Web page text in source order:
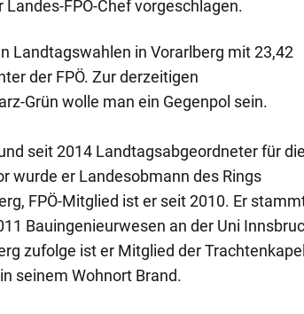
FPÖ-Chef vorgeschlagen.
Landtagswahlen in Vorarlberg mit 23,42
der FPÖ. Zur derzeitigen
Grün wolle man ein Gegenpol sein.
seit 2014 Landtagsabgeordneter für die
wurde er Landesobmann des Rings
FPÖ-Mitglied ist er seit 2010. Er
Bauingenieurwesen an der Uni
zufolge ist er Mitglied der
seinem Wohnort Brand.